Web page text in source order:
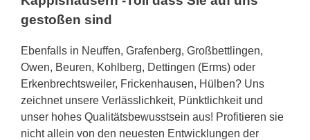
gestoßen sind
Ebenfalls in Neuffen, Grafenberg, Großbettlingen,
Owen, Beuren, Kohlberg, Dettingen (Erms) oder
Erkenbrechtsweiler, Frickenhausen, Hülben? Uns
zeichnet unsere Verlässlichkeit, Pünktlichkeit und
unser hohes Qualitätsbewusstsein aus! Profitieren sie
nicht allein von den neuesten Entwicklungen der